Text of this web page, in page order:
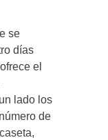
se
días
el
lado los
de